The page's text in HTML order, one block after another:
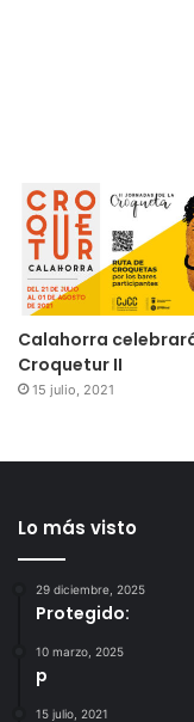
Calahorra
Croquetur II
15 julio, 2021
Lo más visto
29 diciembre, 2025
Protegido:
10 marzo, 2025
p
15 julio, 2021